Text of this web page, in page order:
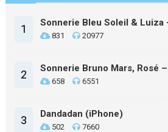
1 Sonnerie Bleu Soleil & Luiza
831 20977
2 Sonnerie Bruno Mars, Rosé
658 6551
3 Dandadan (iPhone)
502 7660